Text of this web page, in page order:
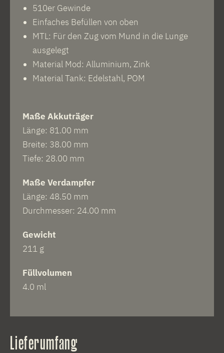
510er Gewinde
Einfaches Befüllen von oben
MTL: Für den Zug vom Mund in die Lunge
ausgelegt
Material Mod: Alluminium, Zink
Material Tank: Edelstahl, POM
Maße Akkuträger
Länge: 81.00 mm
Breite: 38.00 mm
Tiefe: 28.00 mm
Maße Verdampfer
Länge: 48.50 mm
Durchmesser: 24.00 mm
Gewicht
211 g
Füllvolumen
4.0 ml
Lieferumfang